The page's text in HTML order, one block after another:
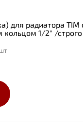
для радиатора TIM
кольцом 1/2" /